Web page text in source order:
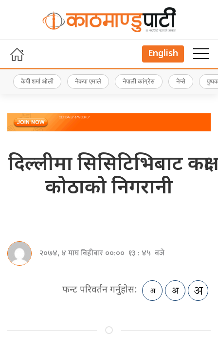
English
केपी शर्मा ओली नेकपा एमाले नेपाली कांग्रेस नेप्से
दिल्लीमा सिसिटिभिबाट कक्षा
कोठाको निगरानी
२०७४, ४ माघ बिहीबार ००:०० १३ : ४५ बजे
फन्ट परिवर्तन गर्नुहोस: